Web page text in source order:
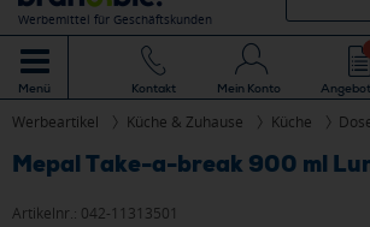
Werbemittel für Geschäftskunden
Menü Kontakt Mein Konto
Werbeartikel Küche & Zuhause Küche
Mepal Take-a-break 900 ml
Artikelnr.: 042-11313501